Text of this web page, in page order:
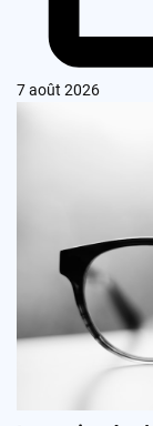
7 août 2026